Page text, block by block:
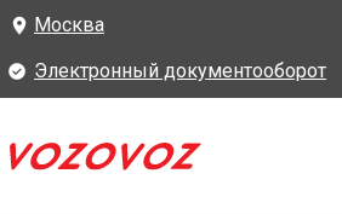
Москва
Электронный документооборот